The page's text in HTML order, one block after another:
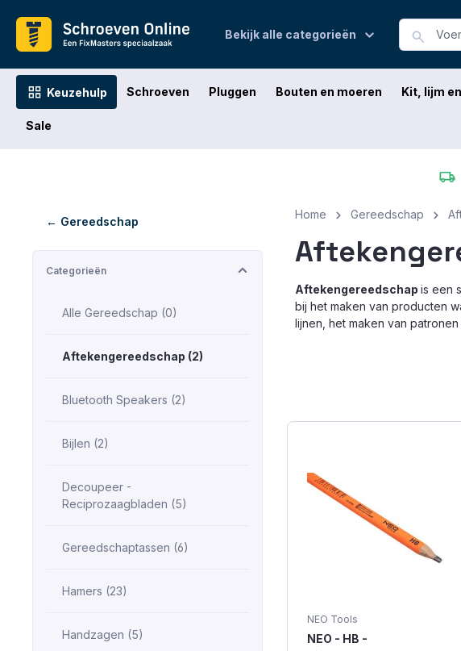
Bekijk alle categorieën
Keuzehulp Schroeven Pluggen Bouten en moeren Kit, lijm
Sale
← Gereedschap
Categorieën
Alle Gereedschap (0)
Aftekengereedschap (2)
Bluetooth Speakers (2)
Bijlen (2)
Decoupeer -
Reciprozaagbladen (5)
Gereedschaptassen (6)
Hamers (23)
Handzagen (5)
Home Gereedschap
Aftekengereedschap is een
bij het maken van producten
lijnen, het maken van
NEO Tools
NEO - HB -